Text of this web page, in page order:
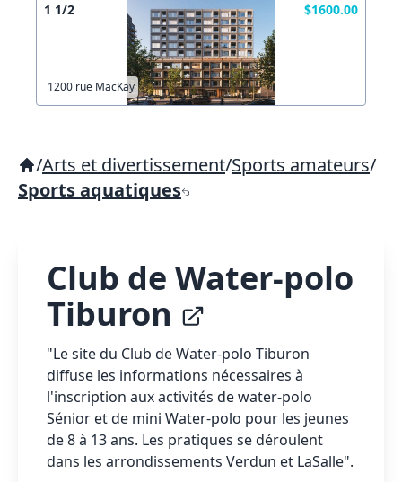
1 1/2 $1600.00
1200 rue MacKay
/Arts et divertissement/Sports amateurs/
Sports aquatiques
Club de Water-polo
Tiburon
"Le site du Club de Water-polo Tiburon
diffuse les informations nécessaires à
l'inscription aux activités de water-polo
Sénior et de mini Water-polo pour les jeunes
de 8 à 13 ans. Les pratiques se déroulent
dans les arrondissements Verdun et LaSalle".